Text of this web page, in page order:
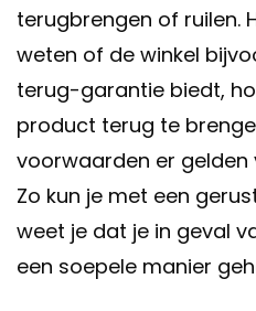
terugbrengen of ruilen.
weten of de winkel
terug-garantie biedt,
product terug te
voorwaarden er gelden
Zo kun je met een
weet je dat je in geval
een soepele manier